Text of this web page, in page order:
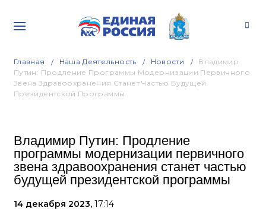
Главная Наша Деятельность Новости
Владимир
Путин: Продление Программы Модернизации Первичного
Звена Здравоохранения Станет Частью Будущей
Президентской Программы
Владимир Путин: Продление
программы модернизации первичного
звена здравоохранения станет частью
будущей президентской программы
14 декабря 2023, 17:14